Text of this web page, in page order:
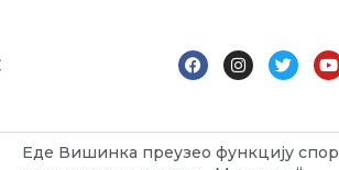
F
a
o
o
I
n
g
r
T
w
e
r
Y
o
b
e
Еде Вишинка преузео функцију